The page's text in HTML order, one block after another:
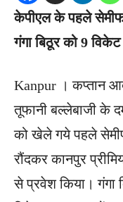
केपीएल के पहले
गंगा बिठूर को 9 विकेट
Kanpur । कप्तान
तूफानी बल्लेबाजी के
को खेले गये पहले
रौंदकर कानपुर
से प्रवेश किया।